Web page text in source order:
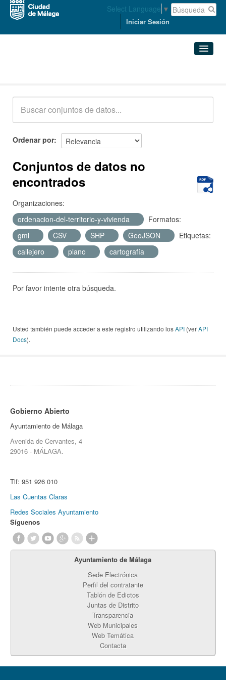
Select Language ▼
Iniciar Sesión
Acerca de
Ordenar por
Conjuntos de datos no
encontrados
Organizaciones:
ordenacion-del-territorio-y-vivienda
Formatos:
gml
CSV SHP GeoJSON
Etiquetas:
callejero
plano cartografía
Por favor intente otra búsqueda.
Usted también puede acceder a este registro utilizando losAPI (verAPI
Docs).
Gobierno Abierto
Ayuntamiento de Málaga
Avenida de Cervantes, 4
29016 - MÁLAGA.
Tlf: 951 926 010
Las Cuentas Claras
Redes Sociales Ayuntamiento
Síguenos
Ayuntamiento de Málaga
Sede Electrónica
Perfil del contratante
Tablón de Edictos
Juntas de Distrito
Transparencia
Web Municipales
Web Temática
Contacta